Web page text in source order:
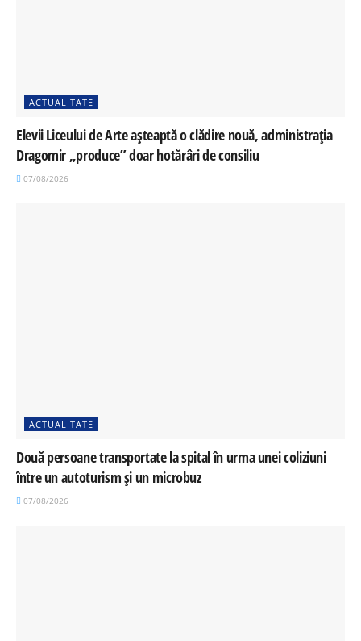
ACTUALITATE
Elevii Liceului de Arte așteaptă o clădire nouă, administrația
Dragomir „produce” doar hotărâri de consiliu
07/08/2026
ACTUALITATE
Două persoane transportate la spital în urma unei coliziuni
între un autoturism și un microbuz
07/08/2026